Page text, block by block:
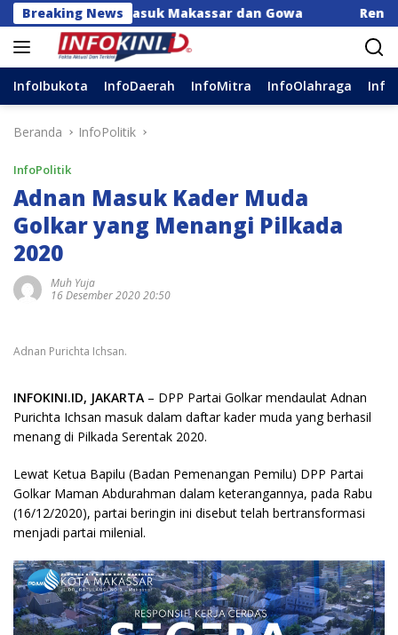
Langsung
ke
konten
Breaking News
Termasuk Makassar dan Gowa Rencana Revisi
InfoIbukota InfoDaerah InfoMitra InfoOlahraga
Beranda InfoPolitik
InfoPolitik
Adnan Masuk Kader Muda
Golkar yang Menangi Pilkada
2020
Muh Yuja
16 Desember 2020 20:50
Adnan Purichta Ichsan.
INFOKINI.ID, JAKARTA – DPP Partai Golkar mendaulat Adnan
Purichta Ichsan masuk dalam daftar kader muda yang berhasil
menang di Pilkada Serentak 2020.
Lewat Ketua Bapilu (Badan Pemenangan Pemilu) DPP Partai
Golkar Maman Abdurahman dalam keterangannya, pada Rabu
(16/12/2020), partai beringin ini disebut telah bertransformasi
menjadi partai milenial.